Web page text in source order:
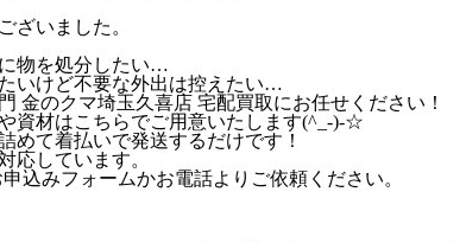
ざいました。
物を処分したい…
いけど不要な外出は控えたい…
金のクマ埼玉久喜店 宅配買取にお任せください！
資材はこちらでご用意いたします(^_-)-☆
めて着払いで発送するだけです！
応しています。
込みフォームかお電話よりご依頼ください。